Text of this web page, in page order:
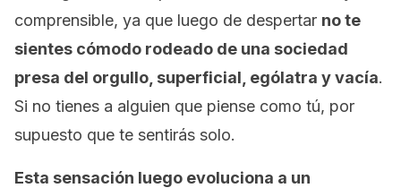
comprensible, ya que luego de despertar no te
sientes cómodo rodeado de una sociedad
presa del orgullo, superficial, ególatra y vacía.
Si no tienes a alguien que piense como tú, por
supuesto que te sentirás solo.
Esta sensación luego evoluciona a un